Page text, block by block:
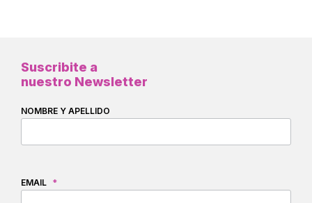
Suscribite a
nuestro Newsletter
NOMBRE Y APELLIDO
EMAIL *